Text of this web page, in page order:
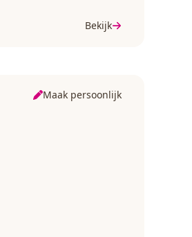
Bekijk
Maak persoonlijk